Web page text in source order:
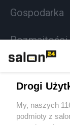
Gospodarka
Rozmaitości
Sport
Drogi
My, naszych
podmioty z